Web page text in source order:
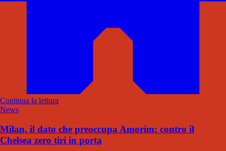
Continua la lettura
News
Milan, il dato che preoccupa Amorim: contro il
Chelsea zero tiri in porta